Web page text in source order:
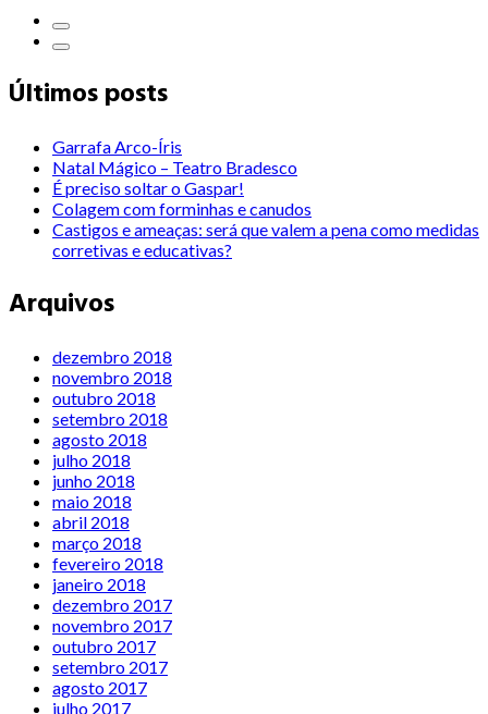
Últimos posts
Garrafa Arco-Íris
Natal Mágico – Teatro Bradesco
É preciso soltar o Gaspar!
Colagem com forminhas e canudos
Castigos e ameaças: será que valem a pena como medidas
corretivas e educativas?
Arquivos
dezembro 2018
novembro 2018
outubro 2018
setembro 2018
agosto 2018
julho 2018
junho 2018
maio 2018
abril 2018
março 2018
fevereiro 2018
janeiro 2018
dezembro 2017
novembro 2017
outubro 2017
setembro 2017
agosto 2017
julho 2017